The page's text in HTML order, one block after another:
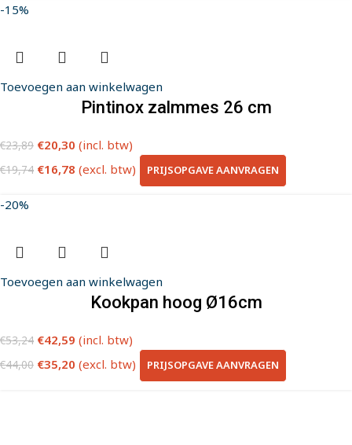
-15%
Toevoegen aan winkelwagen
Pintinox zalmmes 26 cm
€23,89 €20,30 (incl. btw)
€19,74 €16,78 (excl. btw) PRIJSOPGAVE AANVRAGEN
-20%
Toevoegen aan winkelwagen
Kookpan hoog Ø16cm
€53,24 €42,59 (incl. btw)
€44,00 €35,20 (excl. btw) PRIJSOPGAVE AANVRAGEN